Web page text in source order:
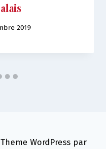
2019
WordPress par